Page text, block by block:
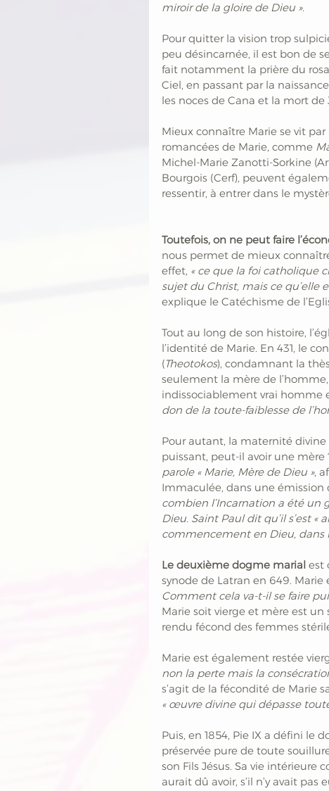
miroir de la gloire de Dieu ».
Pour quitter la vision trop
peu désincarnée, il est bon de
fait notamment la prière du
Ciel, en passant par la
les noces de Cana et la mort de
Mieux connaître Marie se vit
romancées de Marie, comme
Michel-Marie Zanotti-Sorkine
Bourgois (Cerf), peuvent
ressentir, à entrer dans le
Toutefois, on ne peut faire
nous permet de mieux
effet, « ce que la foi catholique
sujet du Christ, mais ce qu’elle
explique le Catéchisme de
Tout au long de son histoire,
l’identité de Marie. En 431, le
(Theotokos), condamnant la
seulement la mère de
indissociablement vrai homme
don de la toute-faiblesse de
Pour autant, la maternité
puissant, peut-il avoir une mère
parole « Marie, Mère de Dieu »,
Immaculée, dans une émission
combien l’Incarnation a été un
Dieu. Saint Paul dit qu’il s’est
commencement en Dieu, dans
Le deuxième dogme marial est
synode de Latran en 649. Marie
Comment cela va-t-il se faire
Marie soit vierge et mère est
rendu fécond des femmes
Marie est également restée
non la perte mais la
s’agit de la fécondité de Marie
« œuvre divine qui dépasse
Puis, en 1854, Pie IX a défini le
préservée pure de toute
son Fils Jésus. Sa vie intérieure
aurait dû avoir, s’il n’y avait